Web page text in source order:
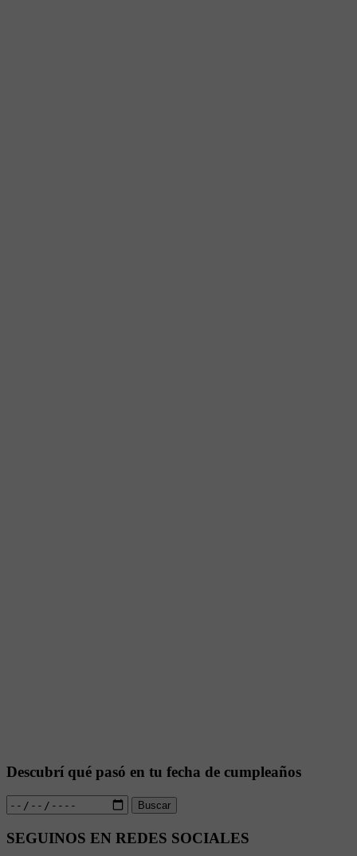
Descubrí qué pasó en tu fecha de cumpleaños
Buscar
SEGUINOS EN REDES SOCIALES